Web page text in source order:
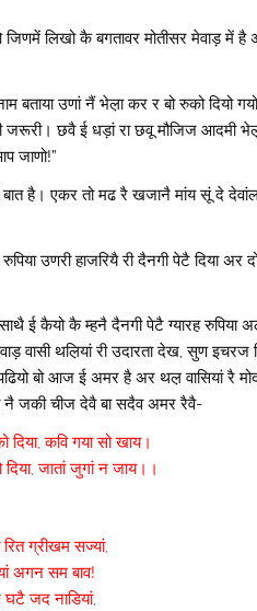
लिखो कै बगतावर मोतीसर मेवाड़ में
उणां नैं भेल़ा कर र बो रुको दियो
छवै ई धड़ां रा छवू मौजिज आदमी
जाणो!”
बात है। एकर तो मढ रै खजानै मांय सूं दे
उणरी हाजरियै री दैनगी पेटै दिया अर
साथै ई कैयो कै म्हनै दैनगी पेटै ग्यारह
वासी थल़ियां री उदारता देख, सुण
पढियो बो आज ई अमर है अर थल़ वासियां रै
नै जकी चीज देवै बा सदैव अमर रैवै-
दिया, कवि गया सो खाय।
दिया, जातां जुगां न जाय।।
ग्रीखम सज्यां,
अगन सम बाव!
घटै जद नाडियां,